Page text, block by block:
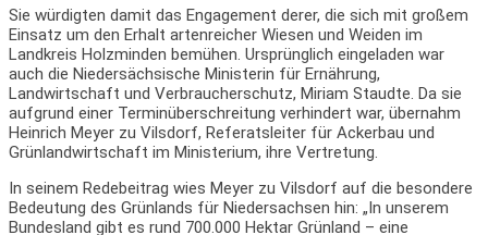
Sie würdigten damit das Engagement derer, die sich mit großem
Einsatz um den Erhalt artenreicher Wiesen und Weiden im
Landkreis Holzminden bemühen. Ursprünglich eingeladen war
auch die Niedersächsische Ministerin für Ernährung,
Landwirtschaft und Verbraucherschutz, Miriam Staudte. Da sie
aufgrund einer Terminüberschreitung verhindert war, übernahm
Heinrich Meyer zu Vilsdorf, Referatsleiter für Ackerbau und
Grünlandwirtschaft im Ministerium, ihre Vertretung.
In seinem Redebeitrag wies Meyer zu Vilsdorf auf die besondere
Bedeutung des Grünlands für Niedersachsen hin: „In unserem
Bundesland gibt es rund 700.000 Hektar Grünland – eine